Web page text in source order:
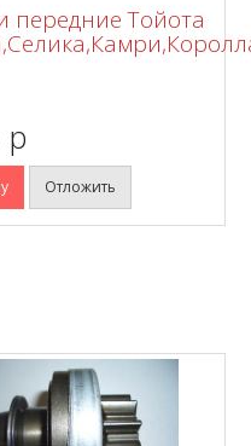
передние Тойота
p
Отложить